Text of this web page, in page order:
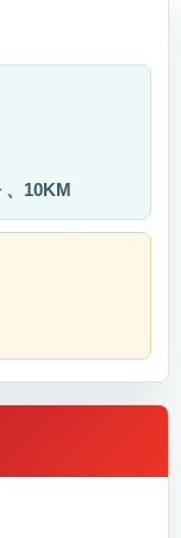
、10KM